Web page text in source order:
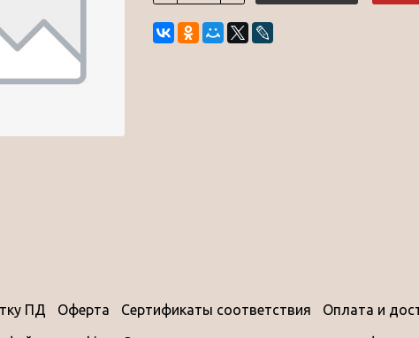
ПД Оферта Сертификаты соответствия Оплата и